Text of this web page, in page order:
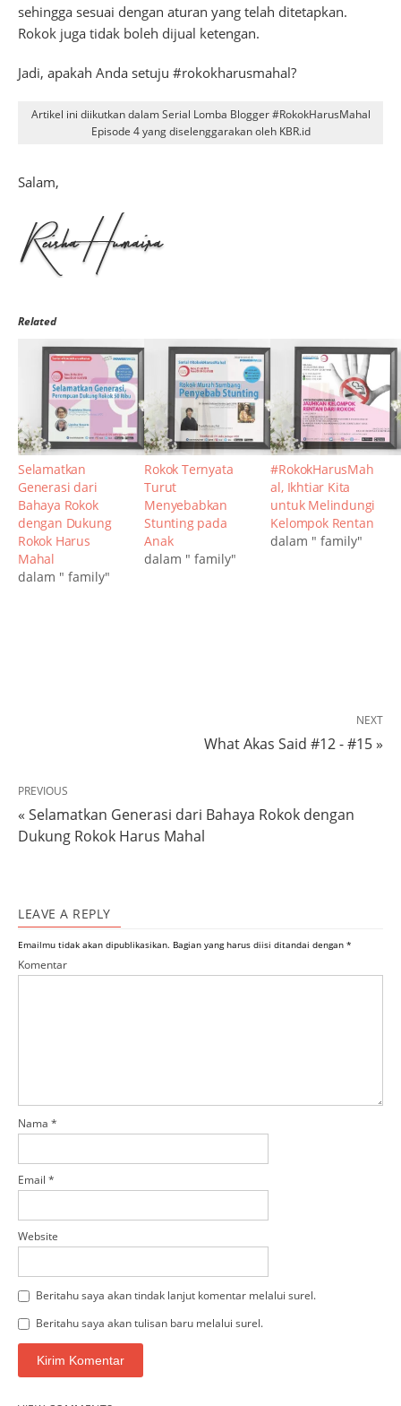
sehingga sesuai dengan aturan yang telah ditetapkan.
Rokok juga tidak boleh dijual ketengan.
Jadi, apakah Anda setuju #rokokharusmahal?
Artikel ini diikutkan dalam Serial Lomba Blogger #RokokHarusMahal
Episode 4 yang diselenggarakan oleh KBR.id
Salam,
Related
Selamatkan
Generasi dari
Bahaya Rokok
dengan Dukung
Rokok Harus
Mahal
dalam " family"
Rokok Ternyata
Turut
Menyebabkan
Stunting pada
Anak
dalam " family"
#RokokHarusMah
al, Ikhtiar Kita
untuk Melindungi
Kelompok Rentan
dalam " family"
NEXT
What Akas Said #12 - #15 »
PREVIOUS
« Selamatkan Generasi dari Bahaya Rokok dengan
Dukung Rokok Harus Mahal
LEAVE A REPLY
Emailmu tidak akan dipublikasikan. Bagian yang harus diisi ditandai dengan *
Komentar
Nama *
Email *
Website
Beritahu saya akan tindak lanjut komentar melalui surel.
Beritahu saya akan tulisan baru melalui surel.